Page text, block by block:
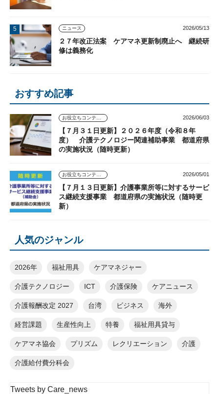
ニュース 2026/05/13
２７年改正法案 ケアマネ更新制廃止へ 継続研
修は義務化
おすすめ記事
2026/06/03
【７月３１日更新】２０２６年度（令和８年
度） 介護テクノロジー関連補助事業 都道府県
の実施状況（随時更新）
2026/05/01
【７月１３日更新】介護事業所等に対するサービ
ス継続支援事業 都道府県の実施状況（随時更
新）
人気のジャンル
2026年 福祉用具 ケアマネジャー
介護テクノロジー ICT 介護保険 ケアニュース
介護報酬改定 2027 台湾 ビジネス 海外
経営課題 生産性向上 特養 福祉用具貸与
ケアマネ協会 プリズム レクリエーション 介護
介護給付費分科会
Tweets by Care_news